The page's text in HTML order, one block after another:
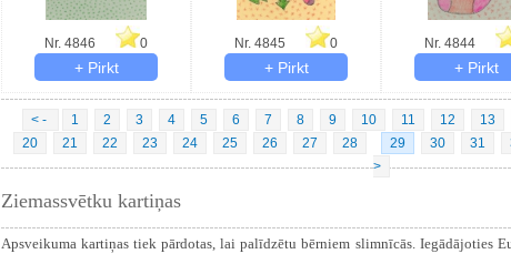
Nr. 4846 0 Nr. 4845 0 Nr. 4844
< - 1 2 3 4 5 6 7 8 9 10 11 12 13
20
21 22 23 24 25 26 27 28 29 30 31
>
Ziemassvētku kartiņas
Apsveikuma kartiņas tiek pārdotas, lai palīdzētu bērniem slimnīcās. Iegādājoties